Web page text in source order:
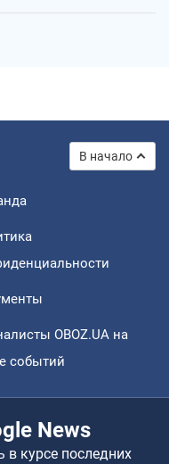
В начало
OBOZ.UA на
событий
News
в курсе последних